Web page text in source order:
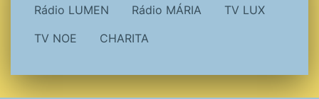
Rádio LUMEN
Rádio MÁRIA
TV LUX
TV NOE
CHARITA